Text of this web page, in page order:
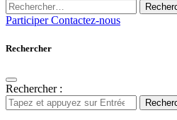
ParticiperContactez-nous
Rechercher
Rechercher :